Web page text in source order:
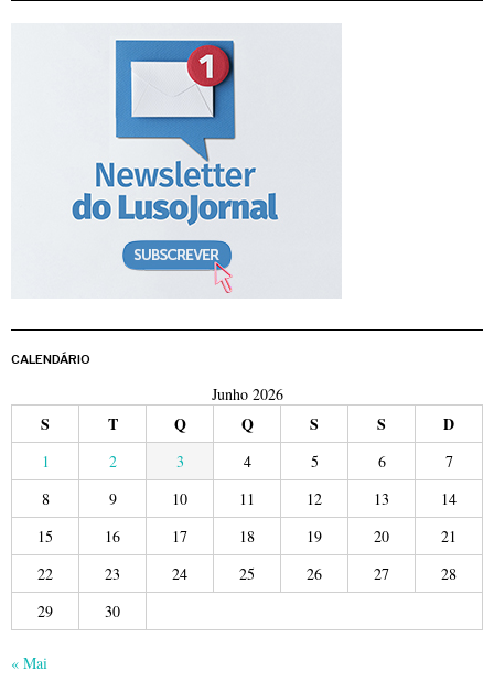
CALENDÁRIO
Junho 2026
S T Q Q S S D
1 2 3 4 5 6
7
8
9 10 11 12 13
14
15
16 17 18 19 20
21
22
23 24 25 26 27
28
29
30
« Mai